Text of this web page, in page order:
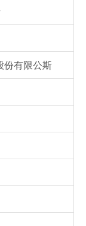
份有限公斯